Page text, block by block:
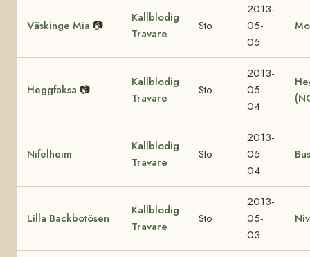
Väskinge Mia 📷
Kallblodig
Travare
Sto
2013-
05-
05
Heggfaksa 📷
Kallblodig
Travare
Sto
2013-
05-
04
Nifelheim
Kallblodig
Travare
Sto
2013-
05-
04
Lilla Backbotösen
Kallblodig
Travare
Sto
2013-
05-
03